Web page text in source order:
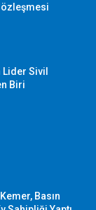
Lider Sivil
Biri
Basın